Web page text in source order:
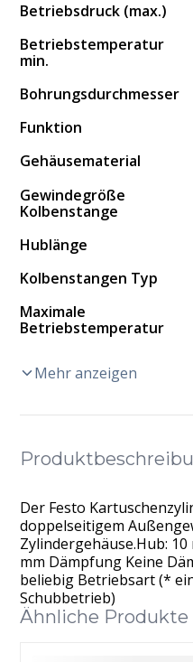
Betriebsdruck (max.)
Betriebstemperatur
min.
Bohrungsdurchmesser
Funktion
Gehäusematerial
Gewindegröße
Kolbenstange
Hublänge
Kolbenstangen Typ
Maximale
Betriebstemperatur
Mehr anzeigen
Der Festo
doppelseitigem
Zylindergehäuse.Hub:
mm Dämpfung Keine
beliebig Betriebsart (*
Schubbetrieb)
Ähnliche Produkte